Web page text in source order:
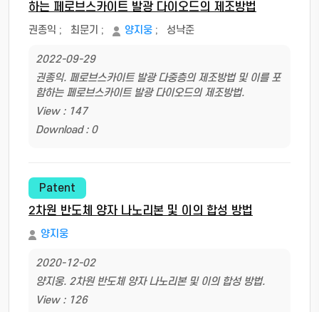
하는 페로브스카이트 발광 다이오드의 제조방법
권종익 ; 최문기 ; 양지웅 ; 성낙준
2022-09-29
권종익. 페로브스카이트 발광 다중층의 제조방법 및 이를 포
함하는 페로브스카이트 발광 다이오드의 제조방법.
View : 147
Download : 0
Patent
2차원 반도체 양자 나노리본 및 이의 합성 방법
양지웅
2020-12-02
양지웅. 2차원 반도체 양자 나노리본 및 이의 합성 방법.
View : 126